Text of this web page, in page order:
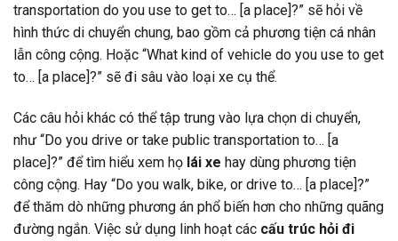
transportation do you use to get to… [a place]?” sẽ hỏi về
hình thức di chuyển chung, bao gồm cả phương tiện cá nhân
lẫn công cộng. Hoặc “What kind of vehicle do you use to get
to… [a place]?” sẽ đi sâu vào loại xe cụ thể.
Các câu hỏi khác có thể tập trung vào lựa chọn di chuyển,
như “Do you drive or take public transportation to… [a
place]?” để tìm hiểu xem họ lái xe hay dùng phương tiện
công cộng. Hay “Do you walk, bike, or drive to… [a place]?”
để thăm dò những phương án phổ biến hơn cho những quãng
đường ngắn. Việc sử dụng linh hoạt các cấu trúc hỏi đi